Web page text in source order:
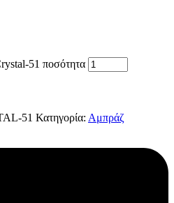
51 ποσότητα
51 Κατηγορία: Αμπράζ